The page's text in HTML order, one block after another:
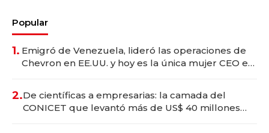
Popular
1. Emigró de Venezuela, lideró las operaciones de
Chevron en EE.UU. y hoy es la única mujer CEO en
2.De científicas a empresarias: la camada del
CONICET que levantó más de US$ 40 millones